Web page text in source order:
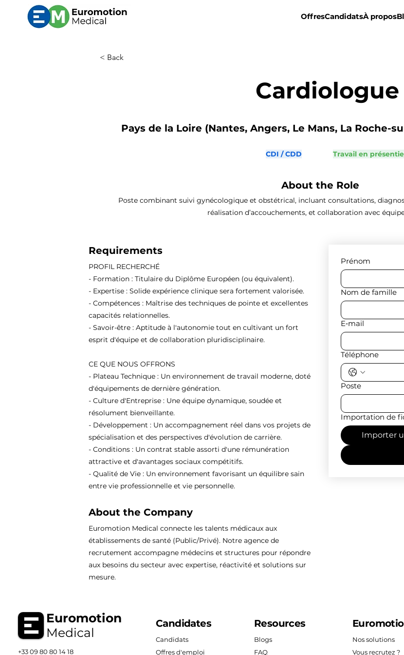
OffresCandidatsÀ propos
< Back
Cardiologue
Pays de la Loire (Nantes, Angers, Le Mans, La Roche-
CDI / CDD Travail en
About the Role
Poste combinant suivi gynécologique et obstétrical, incluant consultations,
réalisation d’accouchements, et collaboration avec
Requirements
PROFIL RECHERCHÉ
- Formation : Titulaire du Diplôme Européen (ou équivalent).
- Expertise : Solide expérience clinique sera fortement valorisée.
- Compétences : Maîtrise des techniques de pointe et excellentes
capacités relationnelles.
- Savoir-être : Aptitude à l'autonomie tout en cultivant un fort
esprit d'équipe et de collaboration pluridisciplinaire.
CE QUE NOUS OFFRONS
- Plateau Technique : Un environnement de travail moderne, doté
d'équipements de dernière génération.
- Culture d'Entreprise : Une équipe dynamique, soudée et
résolument bienveillante.
- Développement : Un accompagnement réel dans vos projets de
spécialisation et des perspectives d'évolution de carrière.
- Conditions : Un contrat stable assorti d'une rémunération
attractive et d'avantages sociaux compétitifs.
- Qualité de Vie : Un environnement favorisant un équilibre sain
entre vie professionnelle et vie personnelle.
About the Company
Euromotion Medical connecte les talents médicaux aux
établissements de santé (Public/Privé). Notre agence de
recrutement accompagne médecins et structures pour répondre
aux besoins du secteur avec expertise, réactivité et solutions sur
mesure.
Prénom
Nom de famille
E‑mail
Téléphone
Poste
Importation de
Importer
Euromotion
Medical
+33 09 80 80 14 18
Candidates
Candidats
Offres d'emploi
Resources
Blogs
FAQ
Nos solutions
Vous recrutez ?